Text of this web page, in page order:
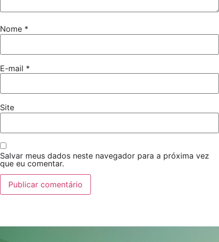
Nome *
E-mail *
Site
Salvar meus dados neste navegador para a próxima vez
que eu comentar.